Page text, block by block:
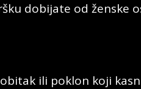
dobijate od ženske
ili poklon koji